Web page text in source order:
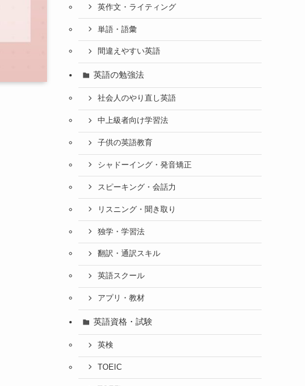
英作文・ライティング
単語・語彙
間違えやすい英語
英語の勉強法
社会人のやり直し英語
中上級者向け学習法
子供の英語教育
シャドーイング・発音矯正
スピーキング・会話力
リスニング・聞き取り
独学・学習法
翻訳・通訳スキル
英語スクール
アプリ・教材
英語資格・試験
英検
TOEIC